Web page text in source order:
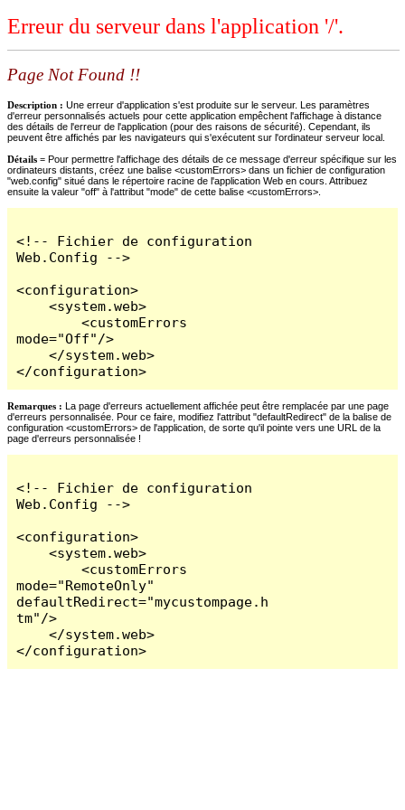
Erreur du serveur dans l'application '/'.
Page Not Found !!
Description : Une erreur d'application s'est produite sur le serveur. Les paramètres
d'erreur personnalisés actuels pour cette application empêchent l'affichage à distance
des détails de l'erreur de l'application (pour des raisons de sécurité). Cependant, ils
peuvent être affichés par les navigateurs qui s'exécutent sur l'ordinateur serveur local.
Détails = Pour permettre l'affichage des détails de ce message d'erreur spécifique sur les
ordinateurs distants, créez une balise <customErrors> dans un fichier de configuration
"web.config" situé dans le répertoire racine de l'application Web en cours. Attribuez
ensuite la valeur "off" à l'attribut "mode" de cette balise <customErrors>.
<!-- Fichier de configuration
Web.Config -->
<configuration>
    <system.web>
        <customErrors
mode="Off"/>
    </system.web>
</configuration>
Remarques : La page d'erreurs actuellement affichée peut être remplacée par une page
d'erreurs personnalisée. Pour ce faire, modifiez l'attribut "defaultRedirect" de la balise de
configuration <customErrors> de l'application, de sorte qu'il pointe vers une URL de la
page d'erreurs personnalisée !
<!-- Fichier de configuration
Web.Config -->
<configuration>
    <system.web>
        <customErrors
mode="RemoteOnly"
defaultRedirect="mycustompage.h
tm"/>
    </system.web>
</configuration>